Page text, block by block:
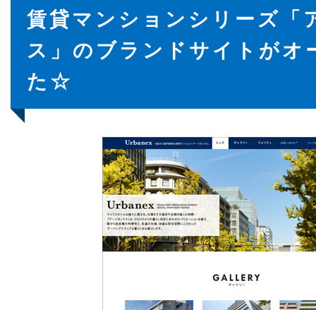
賃貸マンションシリーズ「
ス」のブランドサイトがオ
た☆